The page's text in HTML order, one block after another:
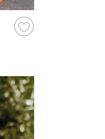
foto’s. Deze
en helpen je om een
is vaak
klik is met de
verloopt op jullie grote
zijn genoeg andere
een professional die
jullie bruiloft een